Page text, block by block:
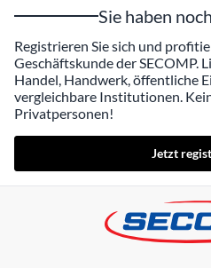
Sie haben
Registrieren Sie sich und
Geschäftskunde der SECOMP.
Handel, Handwerk, öffentliche
vergleichbare Institutionen.
Privatpersonen!
Jetzt